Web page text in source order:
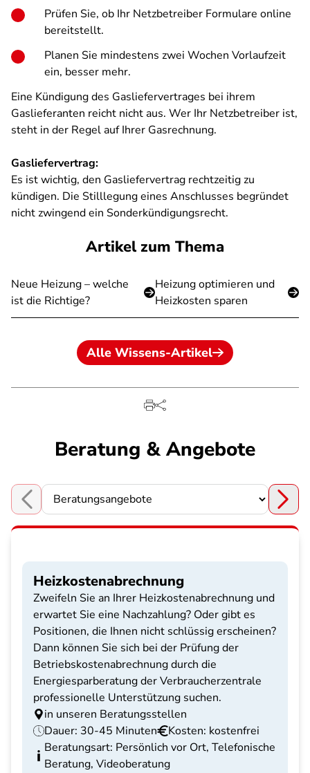
Prüfen Sie, ob Ihr Netzbetreiber Formulare online
bereitstellt.
Planen Sie mindestens zwei Wochen Vorlaufzeit
ein, besser mehr.
Eine Kündigung des Gasliefervertrages bei ihrem
Gaslieferanten reicht nicht aus. Wer Ihr Netzbetreiber ist,
steht in der Regel auf Ihrer Gasrechnung.
Gasliefervertrag:
Es ist wichtig, den Gasliefervertrag rechtzeitig zu
kündigen. Die Stilllegung eines Anschlusses begründet
nicht zwingend ein Sonderkündigungsrecht.
Artikel zum Thema
Neue Heizung – welche
ist die Richtige?
Heizung optimieren und
Heizkosten sparen
Alle Wissens-Artikel
Beratung & Angebote
Choose a section
Heizkostenabrechnung
Zweifeln Sie an Ihrer Heizkostenabrechnung und
erwartet Sie eine Nachzahlung? Oder gibt es
Positionen, die Ihnen nicht schlüssig erscheinen?
Dann können Sie sich bei der Prüfung der
Betriebskostenabrechnung durch die
Energiesparberatung der Verbraucherzentrale
professionelle Unterstützung suchen.
in unseren Beratungsstellen
Dauer: 30-45 Minuten
Kosten: kostenfrei
Beratungsart: Persönlich vor Ort, Telefonische
Beratung, Videoberatung